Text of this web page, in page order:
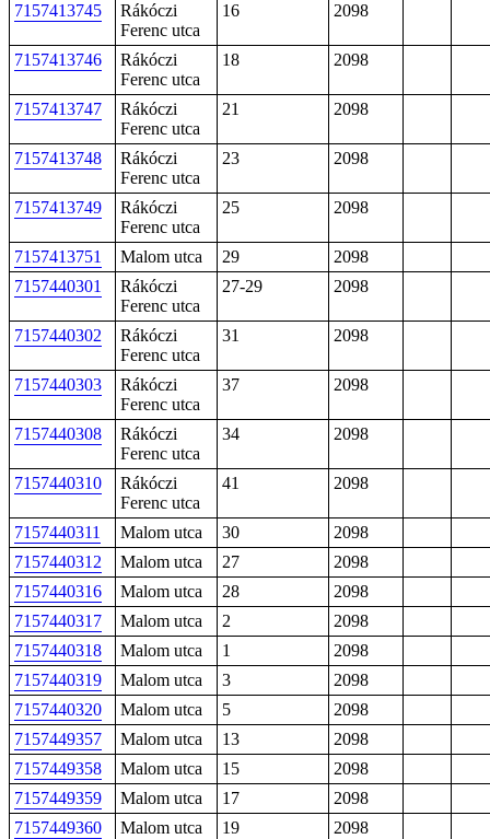
7157413745
Rákóczi
Ferenc utca
16 2098
7157413746
Rákóczi
Ferenc utca
18 2098
7157413747
Rákóczi
Ferenc utca
21 2098
7157413748
Rákóczi
Ferenc utca
23 2098
7157413749
Rákóczi
Ferenc utca
25 2098
7157413751 Malom utca 29
2098
7157440301
Rákóczi
Ferenc utca
27-29 2098
7157440302
Rákóczi
Ferenc utca
31 2098
7157440303
Rákóczi
Ferenc utca
37 2098
7157440308
Rákóczi
Ferenc utca
34 2098
7157440310
Rákóczi
Ferenc utca
41 2098
7157440311 Malom utca 30
2098
7157440312
Malom utca 27
2098
7157440316
Malom utca 28
2098
7157440317
Malom utca 2
2098
7157440318
Malom utca 1
2098
7157440319
Malom utca 3
2098
7157440320
Malom utca 5
2098
7157449357
Malom utca 13
2098
7157449358
Malom utca 15
2098
7157449359
Malom utca 17
2098
7157449360
Malom utca 19
2098